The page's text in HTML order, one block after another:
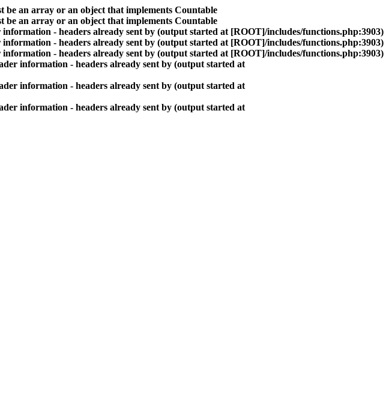
be an array or an object that implements Countable
be an array or an object that implements Countable
- headers already sent by (output started at [ROOT]/includes/functions.php:3903)
- headers already sent by (output started at [ROOT]/includes/functions.php:3903)
- headers already sent by (output started at [ROOT]/includes/functions.php:3903)
information - headers already sent by (output started at
information - headers already sent by (output started at
information - headers already sent by (output started at